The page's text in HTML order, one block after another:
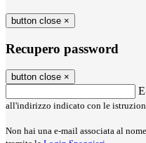
button close ×
Recupero password
button close ×
all'indirizzo indicato con le
Non hai una e-mail associata al